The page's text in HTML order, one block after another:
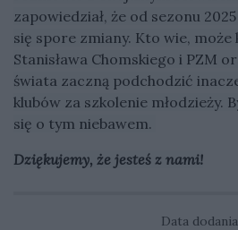
zapowiedział, że od sezonu
się spore zmiany. Kto wie, może
Stanisława Chomskiego i PZM
świata zaczną podchodzić
klubów za szkolenie młodzieży.
się o tym niebawem.
Dziękujemy, że jesteś z nami!
Data